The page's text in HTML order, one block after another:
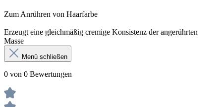
Zum Anrühren von Haarfarbe
Erzeugt eine gleichmäßig cremige Konsistenz der angerührten
Masse
Menü schließen
0 von 0 Bewertungen